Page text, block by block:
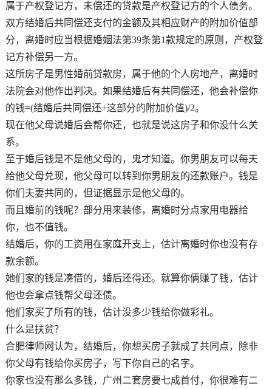
属于产权登记方，未偿还的贷款是产权登记方的个人债务。
双方结婚后共同偿还支付的金额及其相应财产的附加价值部
分，离婚时应当根据婚姻法第39条第1款规定的原则，产权登
记方补偿另一方。
这所房子是男性婚前贷款房，属于他的个人房地产，离婚时
法院会对他作出判决。如果结婚后有共同偿还，他会补偿你
的钱=(结婚后共同偿还+这部分的附加价值)/2。
现在他父母说婚后会帮你还，也就是说这房子和你没什么关
系。
至于婚后钱是不是他父母的，鬼才知道。你男朋友可以每天
给他父母兑现，他父母可以转到你男朋友的还款账户。钱是
你们夫妻共同的，但证据显示是他父母的。
而且婚前的钱呢？部分用来装修，离婚时分点家用电器给
你，也不值钱。
结婚后，你的工资用在家庭开支上，估计离婚时你也没有存
款余额。
她们家的钱是凑借的，婚后还得还。就算你俩赚了钱，估计
他也会拿点钱帮父母还债。
他们家买了所有的钱，估计没多少钱给你做彩礼。
什么是扶贫？
合肥律师网认为，结婚后，你想买房子就成了共同点，除非
你父母有钱给你买房子，写下你自己的名字。
你家也没有那么多钱，广州二套房要七成首付，你很难有二